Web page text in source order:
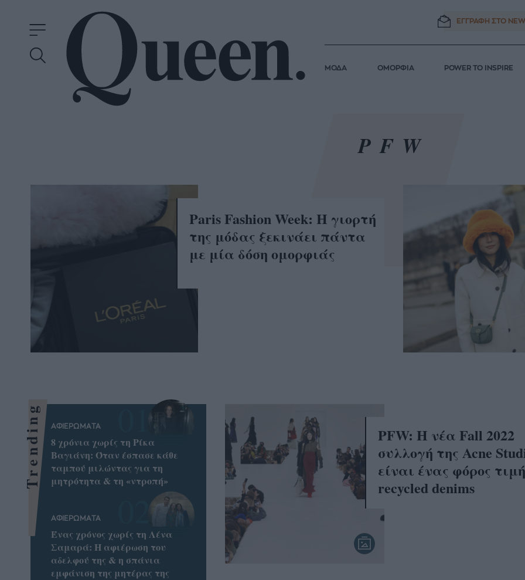
ΕΓΓΡΑΦΗ ΣΤΟ
ΜΟΔΑ ΟΜΟΡΦΙΑ POWER TO INSPIRE
PFW
Paris Fashion Week: Η γιορτή
της μόδας ξεκινάει πάντα
με μία δόση ομορφιάς
PFW: Η νέα Fall 2022
συλλογή της Acne
είναι ένας φόρος
recycled denims
Trending ΑΦΙΕΡΩΜΑΤΑ
8 χρόνια χωρίς τη Ρίκα
Βαγιάνη: Όταν έσπασε κάθε
ταμπού μιλώντας για τη
μητρότητα & τη «ντροπή»
ΑΦΙΕΡΩΜΑΤΑ
Ένας χρόνος χωρίς τη Λένα
Σαμαρά: Η αφιέρωση του
αδελφού της & η σπάνια
εμφάνιση της μητέρας της